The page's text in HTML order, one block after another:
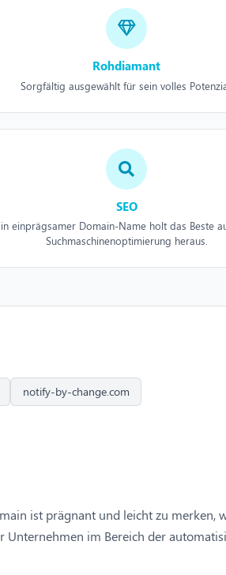
Rohdiamant
Sorgfältig ausgewählt für sein volles
SEO
einprägsamer Domain-Name holt das Beste
Suchmaschinenoptimierung heraus.
notify-by-change.com
ist prägnant und leicht zu merken,
Unternehmen im Bereich der